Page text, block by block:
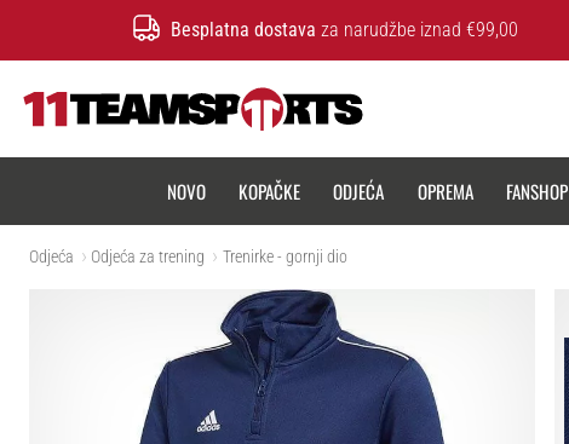
Besplatna dostava za narudžbe iznad €99,00
NOVO KOPAČKE ODJEĆA OPREMA FANSHOP
Odjeća Odjeća za trening Trenirke - gornji dio